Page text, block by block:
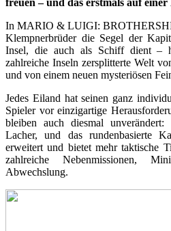
In MARIO & LUIGI:
Klempnerbrüder die Segel der
Insel, die auch als Schiff dient –
zahlreiche Inseln zersplitterte Welt
und von einem neuen mysteriösen
Jedes Eiland hat seinen ganz
Spieler vor einzigartige
bleiben auch diesmal
Lacher, und das rundenbasierte
erweitert und bietet mehr taktische
zahlreiche Nebenmissionen,
Abwechslung.